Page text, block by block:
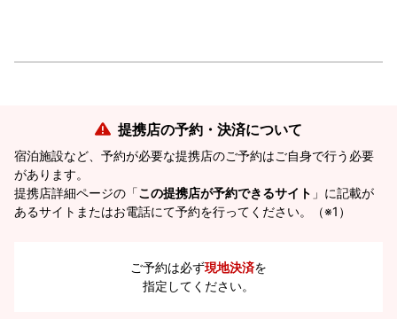
提携店の予約・決済について
宿泊施設など、予約が必要な提携店のご予約はご自身で行う必要
があります。
提携店詳細ページの「この提携店が予約できるサイト 」に記載が
あるサイトまたはお電話にて予約を行ってください。（※1）
ご予約は必ず現地決済を
指定してください。